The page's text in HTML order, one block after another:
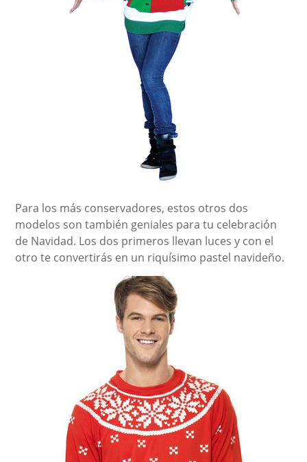
Para los más conservadores, estos otros dos
modelos son también geniales para tu celebración
de Navidad. Los dos primeros llevan luces y con el
otro te convertirás en un riquísimo pastel navideño.